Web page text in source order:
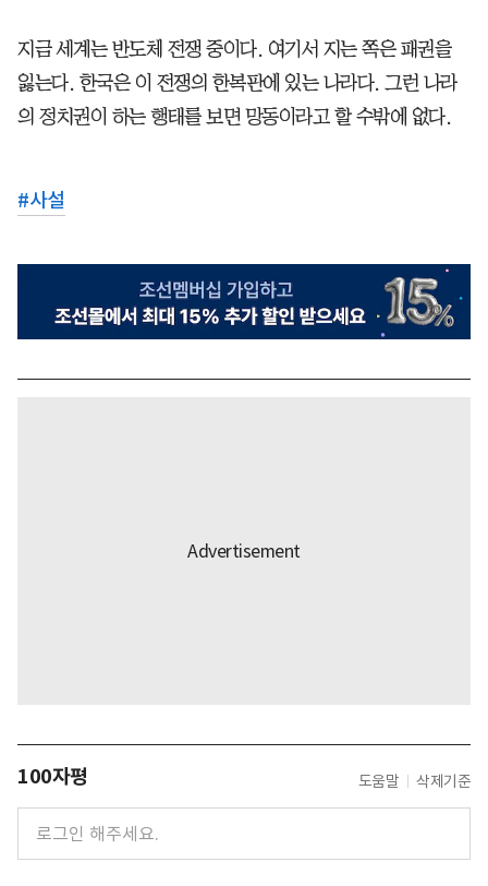
지금 세계는 반도체 전쟁 중이다. 여기서 지는 쪽은 패권을
잃는다. 한국은 이 전쟁의 한복판에 있는 나라다. 그런 나라
의 정치권이 하는 행태를 보면 망동이라고 할 수밖에 없다.
#사설
100자평 도움말 삭제기준